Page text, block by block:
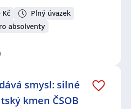
Kč
Plný úvazek
absolventy
smysl: silné
kmen ČSOB